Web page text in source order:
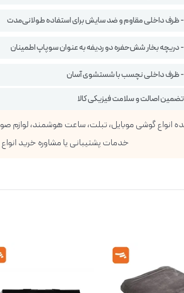
- ظرف داخلی مقاوم و ضد سایش برای استفاده طولانی‌مدت
- دریچه بخار شش‌حفره دو ردیفه به عنوان سوپاپ اطمینان
- ظرف داخلی نچسب با شستشوی آسان
تضمین اصالت و سلامت فیزیکی کالا
خدمات پشتیبانی یا مشاوره خرید